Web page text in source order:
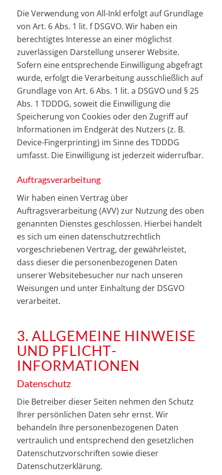
Die Verwendung von All-Inkl erfolgt auf Grundlage
von Art. 6 Abs. 1 lit. f DSGVO. Wir haben ein
berechtigtes Interesse an einer möglichst
zuverlässigen Darstellung unserer Website.
Sofern eine entsprechende Einwilligung abgefragt
wurde, erfolgt die Verarbeitung ausschließlich auf
Grundlage von Art. 6 Abs. 1 lit. a DSGVO und § 25
Abs. 1 TDDDG, soweit die Einwilligung die
Speicherung von Cookies oder den Zugriff auf
Informationen im Endgerät des Nutzers (z. B.
Device-Fingerprinting) im Sinne des TDDDG
umfasst. Die Einwilligung ist jederzeit widerrufbar.
Auftragsverarbeitung
Wir haben einen Vertrag über
Auftragsverarbeitung (AVV) zur Nutzung des oben
genannten Dienstes geschlossen. Hierbei handelt
es sich um einen datenschutzrechtlich
vorgeschriebenen Vertrag, der gewährleistet,
dass dieser die personenbezogenen Daten
unserer Websitebesucher nur nach unseren
Weisungen und unter Einhaltung der DSGVO
verarbeitet.
3. ALLGEMEINE HINWEISE
UND PFLICHT­
INFORMATIONEN
Datenschutz
Die Betreiber dieser Seiten nehmen den Schutz
Ihrer persönlichen Daten sehr ernst. Wir
behandeln Ihre personenbezogenen Daten
vertraulich und entsprechend den gesetzlichen
Datenschutzvorschriften sowie dieser
Datenschutzerklärung.